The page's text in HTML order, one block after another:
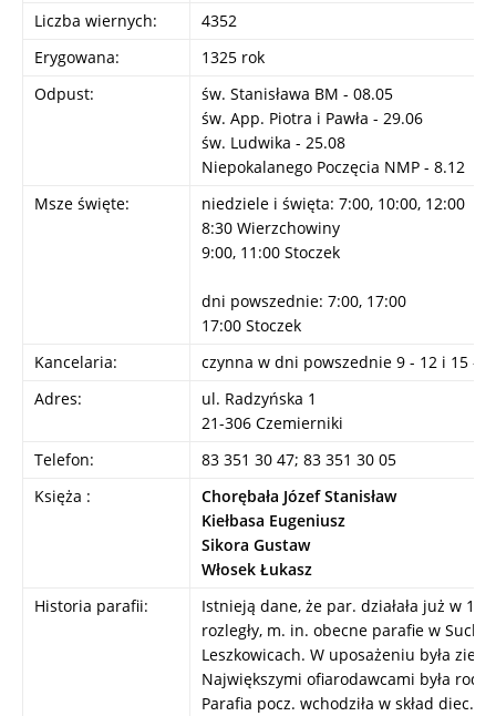
Liczba wiernych:
4352
Erygowana:
1325 rok
Odpust:
św. Stanisława BM - 08.05
św. App. Piotra i Pawła - 29.06
św. Ludwika - 25.08
Niepokalanego Poczęcia NMP - 8.12
Msze święte:
niedziele i święta: 7:00, 10:00, 12:00
8:30 Wierzchowiny
9:00, 11:00 Stoczek
dni powszednie: 7:00, 17:00
17:00 Stoczek
Kancelaria:
czynna w dni powszednie 9 - 12 i 15 -
Adres:
ul. Radzyńska 1
21-306 Czemierniki
Telefon:
83 351 30 47; 83 351 30 05
Księża :
Chorębała Józef Stanisław
Kiełbasa Eugeniusz
Sikora Gustaw
Włosek Łukasz
Historia parafii:
Istnieją dane, że par. działała już w
rozległy, m. in. obecne parafie w
Leszkowicach. W uposażeniu była
Największymi ofiarodawcami była
Parafia pocz. wchodziła w skład diec.